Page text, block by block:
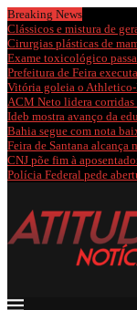
Breaking News
Clássicos e mistura de
Cirurgias plásticas de
Exame toxicológico
Prefeitura de Feira
Vitória goleia o Athletico-
ACM Neto lidera corridas
Ideb mostra avanço da
Bahia segue com nota
Feira de Santana alcança
CNJ põe fim à
Polícia Federal pede